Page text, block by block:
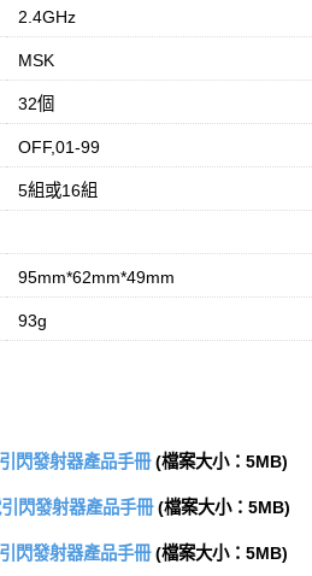
2.4GHz
MSK
32個
OFF,01-99
5組或16組
95mm*62mm*49mm
93g
閃發射器產品手冊(檔案大小：5MB)
閃發射器產品手冊(檔案大小：5MB)
閃發射器產品手冊(檔案大小：5MB)